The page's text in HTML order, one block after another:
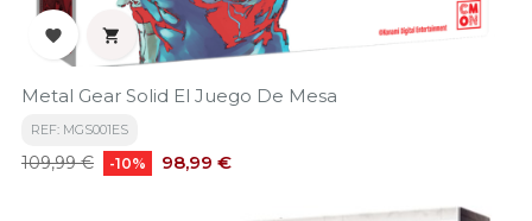
 
Metal Gear Solid El Juego De Mesa
REF: MGS001ES
Precio
109,99 € -10% Precio
98,99 €